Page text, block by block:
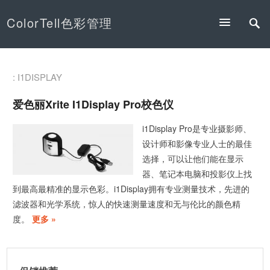
ColorTell色彩管理
: I1DISPLAY
爱色丽Xrite I1Display Pro校色仪
i1Display Pro是专业摄影师、
设计师和影像专业人士的最佳
选择，可以让他们能在显示
器、笔记本电脑和投影仪上找
到最高最精准的显示色彩。i1Display拥有专业测量技术，先进的
滤波器和光学系统，惊人的快速测量速度和无与伦比的颜色精
度。
更多 »